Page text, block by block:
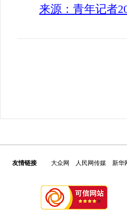
来源：青年记者
友情链接 大众网 人民网传媒 新华